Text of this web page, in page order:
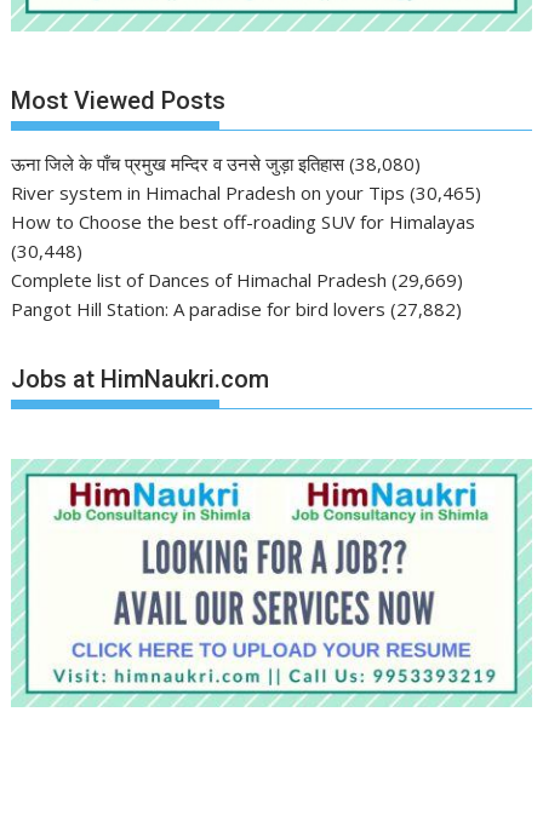
Most Viewed Posts
ऊना जिले के पाँच प्रमुख मन्दिर व उनसे जुड़ा इतिहास (38,080)
River system in Himachal Pradesh on your Tips (30,465)
How to Choose the best off-roading SUV for Himalayas
(30,448)
Complete list of Dances of Himachal Pradesh (29,669)
Pangot Hill Station: A paradise for bird lovers (27,882)
Jobs at HimNaukri.com